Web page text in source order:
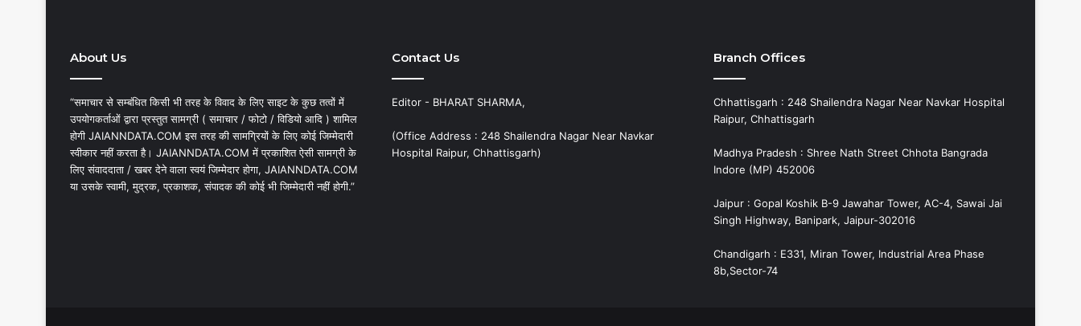
About Us
“समाचार से सम्बंधित किसी भी तरह के विवाद के लिए साइट के कुछ तत्वों में
उपयोगकर्ताओं द्वारा प्रस्तुत सामग्री ( समाचार / फोटो / विडियो आदि ) शामिल
होगी JAIANNDATA.COM इस तरह की सामग्रियों के लिए कोई जिम्मेदारी
स्वीकार नहीं करता है। JAIANNDATA.COM में प्रकाशित ऐसी सामग्री के
लिए संवाददाता / खबर देने वाला स्वयं जिम्मेदार होगा, JAIANNDATA.COM
या उसके स्वामी, मुद्रक, प्रकाशक, संपादक की कोई भी जिम्मेदारी नहीं होगी.”
Contact Us
Editor - BHARAT SHARMA,
(Office Address : 248 Shailendra Nagar Near Navkar
Hospital Raipur, Chhattisgarh)
Branch Offices
Chhattisgarh : 248 Shailendra Nagar Near Navkar Hospital
Raipur, Chhattisgarh
Madhya Pradesh : Shree Nath Street Chhota Bangrada
Indore (MP) 452006
Jaipur : Gopal Koshik B-9 Jawahar Tower, AC-4, Sawai Jai
Singh Highway, Banipark, Jaipur-302016
Chandigarh : E331, Miran Tower, Industrial Area Phase
8b,Sector-74